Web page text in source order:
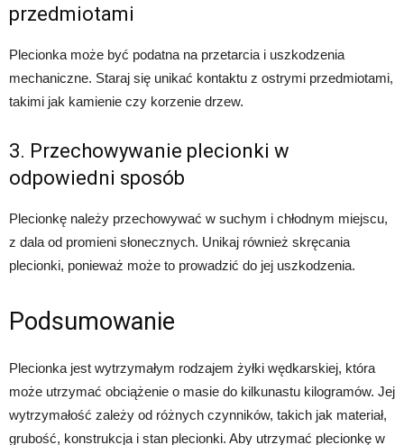
przedmiotami
Plecionka może być podatna na przetarcia i uszkodzenia
mechaniczne. Staraj się unikać kontaktu z ostrymi przedmiotami,
takimi jak kamienie czy korzenie drzew.
3. Przechowywanie plecionki w
odpowiedni sposób
Plecionkę należy przechowywać w suchym i chłodnym miejscu,
z dala od promieni słonecznych. Unikaj również skręcania
plecionki, ponieważ może to prowadzić do jej uszkodzenia.
Podsumowanie
Plecionka jest wytrzymałym rodzajem żyłki wędkarskiej, która
może utrzymać obciążenie o masie do kilkunastu kilogramów. Jej
wytrzymałość zależy od różnych czynników, takich jak materiał,
grubość, konstrukcja i stan plecionki. Aby utrzymać plecionkę w